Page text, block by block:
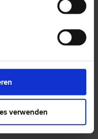
verwenden
– erlaubt oder
am Arbeitsplatz.
gibt es (noch) nicht.